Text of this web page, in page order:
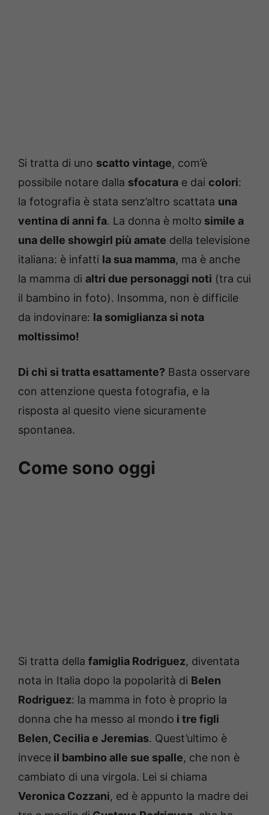
Si tratta di uno scatto vintage, com’è
possibile notare dalla sfocatura e dai colori:
la fotografia è stata senz’altro scattata una
ventina di anni fa. La donna è molto simile a
una delle showgirl più amate della televisione
italiana: è infatti la sua mamma, ma è anche
la mamma di altri due personaggi noti (tra cui
il bambino in foto). Insomma, non è difficile
da indovinare: la somiglianza si nota
moltissimo!
Di chi si tratta esattamente? Basta osservare
con attenzione questa fotografia, e la
risposta al quesito viene sicuramente
spontanea.
Come sono oggi
Si tratta della famiglia Rodriguez, diventata
nota in Italia dopo la popolarità di Belen
Rodriguez: la mamma in foto è proprio la
donna che ha messo al mondo i tre figli
Belen, Cecilia e Jeremias. Quest’ultimo è
invece il bambino alle sue spalle, che non è
cambiato di una virgola. Lei si chiama
Veronica Cozzani, ed è appunto la madre dei